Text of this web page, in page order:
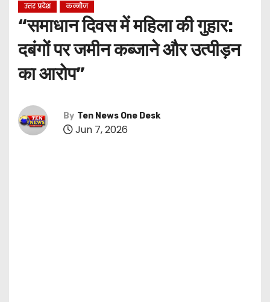
उत्तर प्रदेश कन्नौज
“समाधान दिवस में महिला की गुहार:
दबंगों पर जमीन कब्जाने और उत्पीड़न
का आरोप”
By Ten News One Desk
Jun 7, 2026